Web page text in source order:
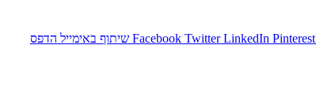
Facebook Twitter LinkedIn Pinterest שיתוף באימייל הדפס